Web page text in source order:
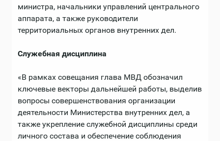
министра, начальники управлений центрального
аппарата, а также руководители
территориальных органов внутренних дел.
Служебная дисциплина
«В рамках совещания глава МВД обозначил
ключевые векторы дальнейшей работы, выделив
вопросы совершенствования организации
деятельности Министерства внутренних дел, а
также укрепление служебной дисциплины среди
личного состава и обеспечение соблюдения